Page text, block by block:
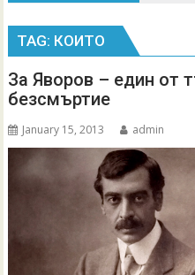
TAG: КОИТО
За Яворов – един от
безсмъртие
January 15, 2013 admin